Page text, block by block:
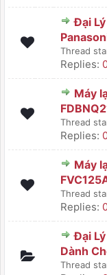
Đại
Thread
Replies:
Máy
Thread
Replies:
Máy
Thread
Replies:
Đại
Dành
Thread